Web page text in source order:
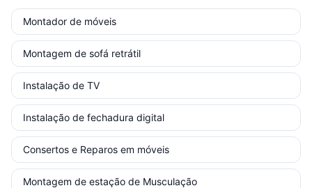
Montador de móveis
Montagem de sofá retrátil
Instalação de TV
Instalação de fechadura digital
Consertos e Reparos em móveis
Montagem de estação de Musculação